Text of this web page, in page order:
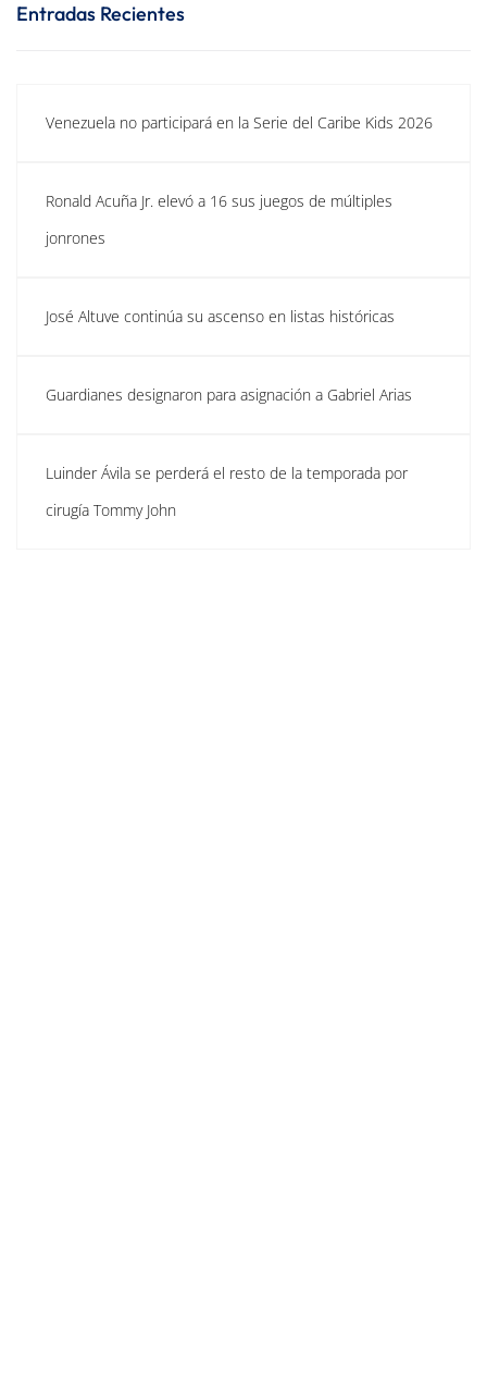
Entradas Recientes
Venezuela no participará en la Serie del Caribe Kids 2026
Ronald Acuña Jr. elevó a 16 sus juegos de múltiples
jonrones
José Altuve continúa su ascenso en listas históricas
Guardianes designaron para asignación a Gabriel Arias
Luinder Ávila se perderá el resto de la temporada por
cirugía Tommy John